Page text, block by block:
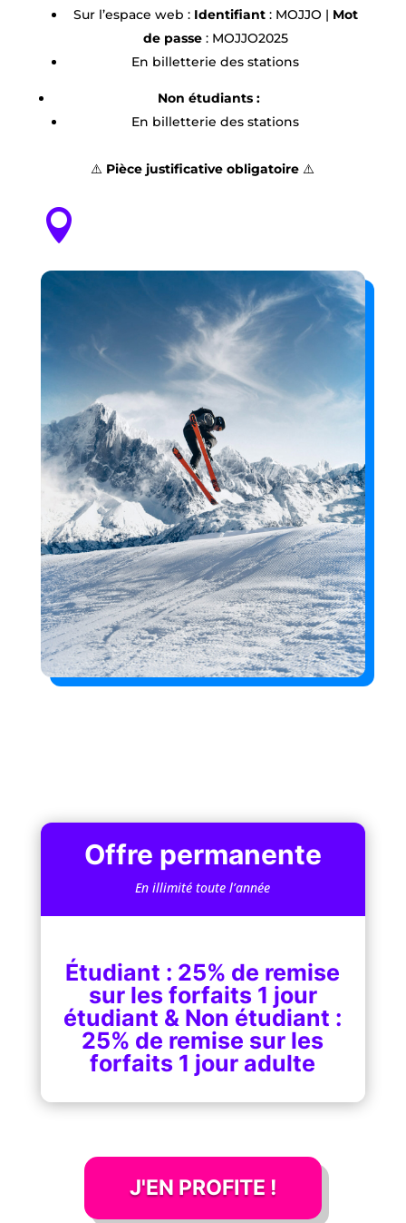
Sur l’espace web : Identifiant: MOJJO | Mot
de passe: MOJJO2025
En billetterie des stations
Non étudiants :
En billetterie des stations
⚠️ Pièce justificative obligatoire ⚠️

Offre permanente
En illimité toute l’année
Étudiant : 25% de remise
sur les forfaits 1 jour
étudiant & Non étudiant :
25% de remise sur les
forfaits 1 jour adulte
J'EN PROFITE !